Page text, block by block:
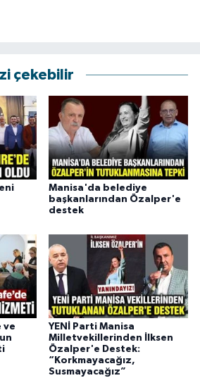
çekebilir
Manisa'da belediye
başkanlarından Özalper'e
destek
ve
YENİ Parti Manisa
Milletvekillerinden İlksen
Özalper'e Destek:
“Korkmayacağız,
Susmayacağız”